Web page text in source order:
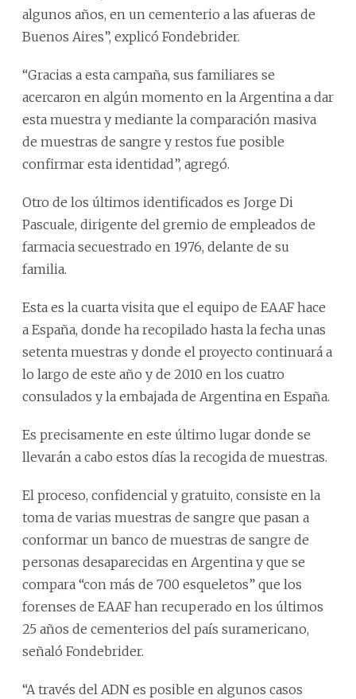
algunos años, en un cementerio a las afueras de
Buenos Aires”, explicó Fondebrider.
“Gracias a esta campaña, sus familiares se
acercaron en algún momento en la Argentina a dar
esta muestra y mediante la comparación masiva
de muestras de sangre y restos fue posible
confirmar esta identidad”, agregó.
Otro de los últimos identificados es Jorge Di
Pascuale, dirigente del gremio de empleados de
farmacia secuestrado en 1976, delante de su
familia.
Esta es la cuarta visita que el equipo de EAAF hace
a España, donde ha recopilado hasta la fecha unas
setenta muestras y donde el proyecto continuará a
lo largo de este año y de 2010 en los cuatro
consulados y la embajada de Argentina en España.
Es precisamente en este último lugar donde se
llevarán a cabo estos días la recogida de muestras.
El proceso, confidencial y gratuito, consiste en la
toma de varias muestras de sangre que pasan a
conformar un banco de muestras de sangre de
personas desaparecidas en Argentina y que se
compara “con más de 700 esqueletos” que los
forenses de EAAF han recuperado en los últimos
25 años de cementerios del país suramericano,
señaló Fondebrider.
“A través del ADN es posible en algunos casos